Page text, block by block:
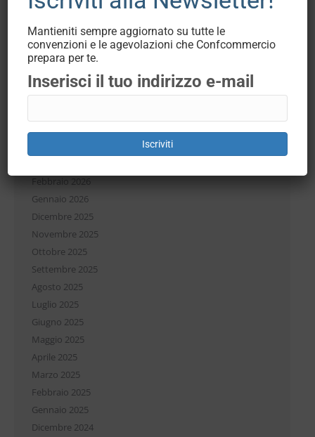
Archivi
Luglio 2026
Febbraio 2026
Gennaio 2026
Dicembre 2025
Novembre 2025
Ottobre 2025
Settembre 2025
Agosto 2025
Luglio 2025
Giugno 2025
Maggio 2025
Aprile 2025
Marzo 2025
Febbraio 2025
Gennaio 2025
Dicembre 2024
Mantieniti sempre aggiornato su tutte le
convenzioni e le agevolazioni che Confcommercio
prepara per te.
Inserisci il tuo indirizzo e-mail
Iscriviti